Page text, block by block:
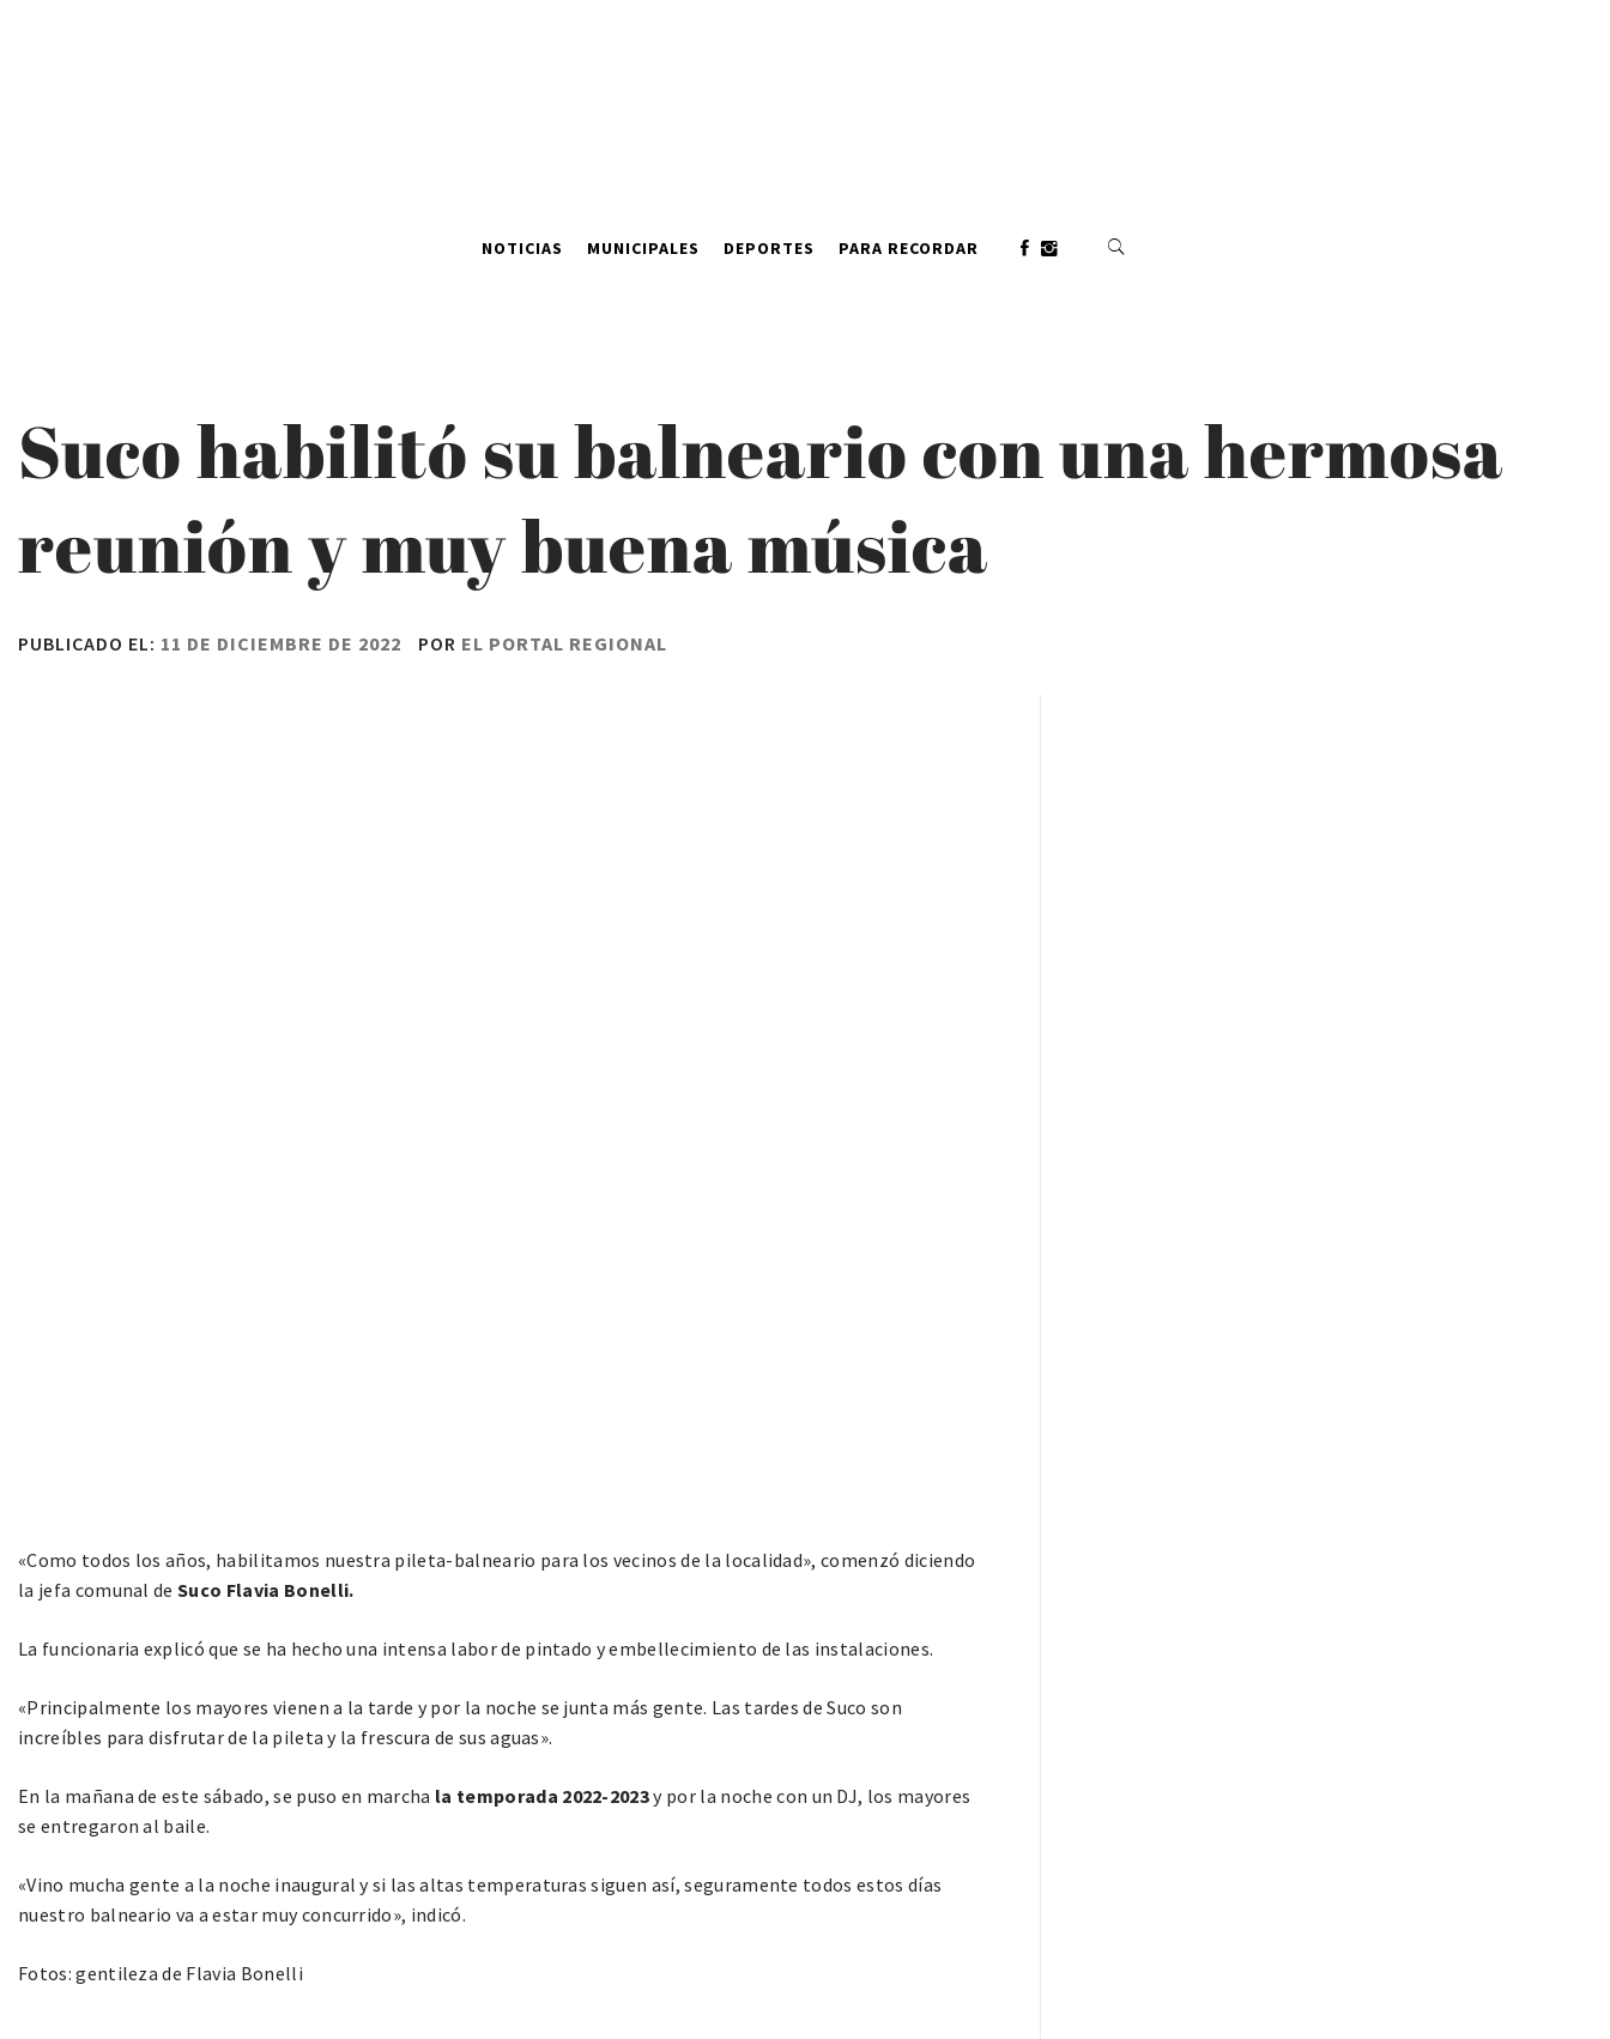
NOTICIAS MUNICIPALES DEPORTES PARA RECORDAR
Suco habilitó su balneario con una hermosa
reunión y muy buena música
PUBLICADO EL: 11 DE DICIEMBRE DE 2022 POR EL PORTAL REGIONAL
«Como todos los años, habilitamos nuestra pileta-balneario para los vecinos de la localidad», comenzó diciendo
la jefa comunal deSuco Flavia Bonelli.
La funcionaria explicó que se ha hecho una intensa labor de pintado y embellecimiento de las instalaciones.
«Principalmente los mayores vienen a la tarde y por la noche se junta más gente. Las tardes de Suco son
increíbles para disfrutar de la pileta y la frescura de sus aguas».
En la mañana de este sábado, se puso en marcha la temporada 2022-2023y por la noche con un DJ, los mayores
se entregaron al baile.
«Vino mucha gente a la noche inaugural y si las altas temperaturas siguen así, seguramente todos estos días
nuestro balneario va a estar muy concurrido», indicó.
Fotos: gentileza de Flavia Bonelli